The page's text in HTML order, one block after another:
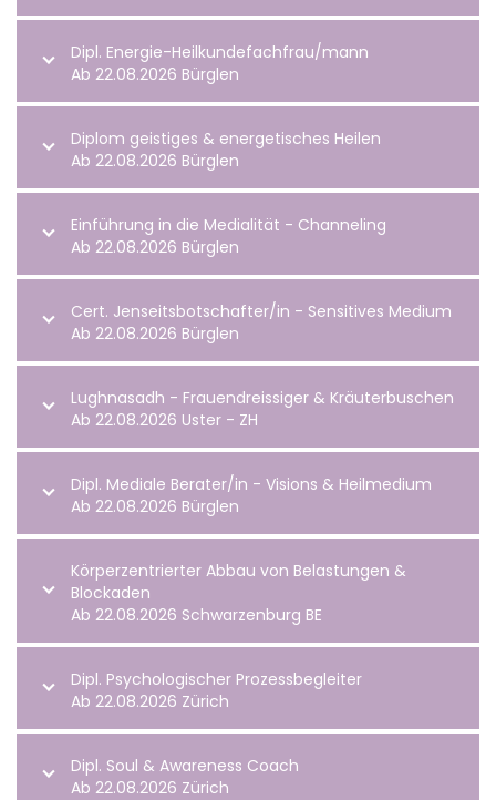
Dipl. Energie-Heilkundefachfrau/mann
Ab 22.08.2026 Bürglen
Diplom geistiges & energetisches Heilen
Ab 22.08.2026 Bürglen
Einführung in die Medialität - Channeling
Ab 22.08.2026 Bürglen
Cert. Jenseitsbotschafter/in - Sensitives Medium
Ab 22.08.2026 Bürglen
Lughnasadh - Frauendreissiger & Kräuterbuschen
Ab 22.08.2026 Uster - ZH
Dipl. Mediale Berater/in - Visions & Heilmedium
Ab 22.08.2026 Bürglen
Körperzentrierter Abbau von Belastungen &
Blockaden
Ab 22.08.2026 Schwarzenburg BE
Dipl. Psychologischer Prozessbegleiter
Ab 22.08.2026 Zürich
Dipl. Soul & Awareness Coach
Ab 22.08.2026 Zürich